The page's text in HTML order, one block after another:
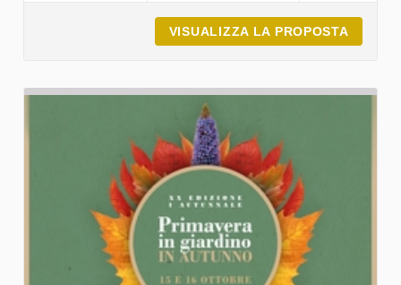
VISUALIZZA LA PROPOSTA